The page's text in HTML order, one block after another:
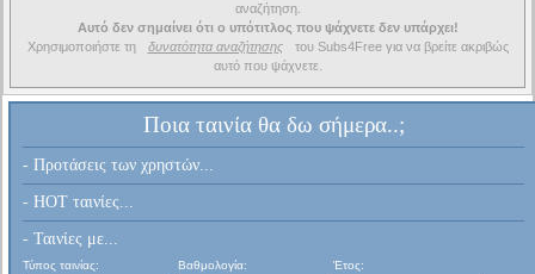
αναζήτηση.
Αυτό δεν σημαίνει ότι ο υπότιτλος που ψάχνετε δεν υπάρχει!
Χρησιμοποιήστε τη
δυνατότητα αναζήτησης
του Subs4Free για να βρείτε ακριβώς
αυτό που ψάχνετε.
Ποια ταινία θα δω σήμερα..;
- Προτάσεις των χρηστών...
- HOT ταινίες...
- Ταινίες με...
Τύπος ταινίας: Βαθμολογία: Έτος: